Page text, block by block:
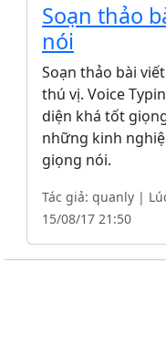
Soạn thảo
nói
Soạn thảo bài
thú vị. Voice
diện khá tốt
những kinh
giọng nói.
Tác giả: quanly |
15/08/17 21:50